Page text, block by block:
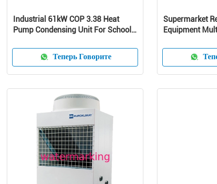
Industrial 61kW COP 3.38 Heat
Pump Condensing Unit For School /
Теперь Говорите
Supermarket
Equipment